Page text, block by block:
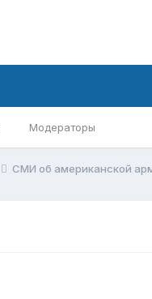
Модераторы
СМИ об американской